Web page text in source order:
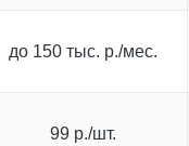
до 150 тыс. р./мес.
99 р./шт.